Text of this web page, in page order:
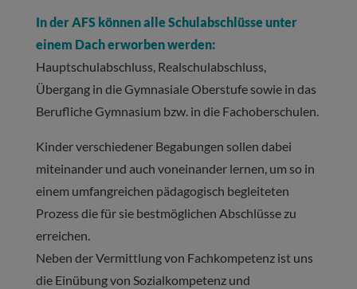
In der AFS können alle Schulabschlüsse unter
einem Dach erworben werden:
Hauptschulabschluss, Realschulabschluss,
Übergang in die Gymnasiale Oberstufe sowie in das
Berufliche Gymnasium bzw. in die Fachoberschulen.
Kinder verschiedener Begabungen sollen dabei
miteinander und auch voneinander lernen, um so in
einem umfangreichen pädagogisch begleiteten
Prozess die für sie bestmöglichen Abschlüsse zu
erreichen.
Neben der Vermittlung von Fachkompetenz ist uns
die Einübung von Sozialkompetenz und